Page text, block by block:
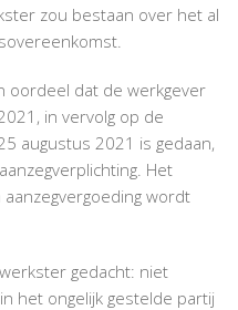
zou bestaan over het al
oordeel dat de werkgever
in vervolg op de
augustus 2021 is gedaan,
Het
wordt
gedacht: niet
het ongelijk gestelde partij